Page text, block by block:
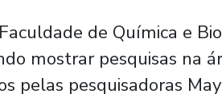
de Química e
mostrar pesquisas na
pelas pesquisadoras